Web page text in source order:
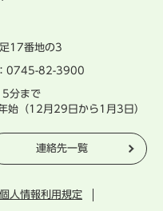
17番地の3
0745-82-3900
分まで
始（12月29日から1月3日）
連絡先一覧
個人情報利用規定